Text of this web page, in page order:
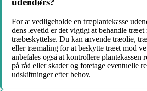
udendørs?
For at vedligeholde en træplantekasse
dens levetid er det vigtigt at behandle træet
træbeskyttelse. Du kan anvende træolie,
eller træmaling for at beskytte træet mod
anbefales også at kontrollere plantekassen
på råd eller skader og foretage eventuelle
udskiftninger efter behov.